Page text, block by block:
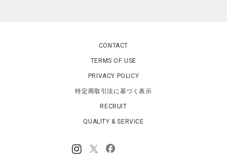
CONTACT
TERMS OF USE
PRIVACY POLICY
特定商取引法に基づく表示
RECRUIT
QUALITY & SERVICE